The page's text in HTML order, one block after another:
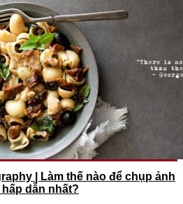
| Làm thế nào để chụp ảnh
dẫn nhất?